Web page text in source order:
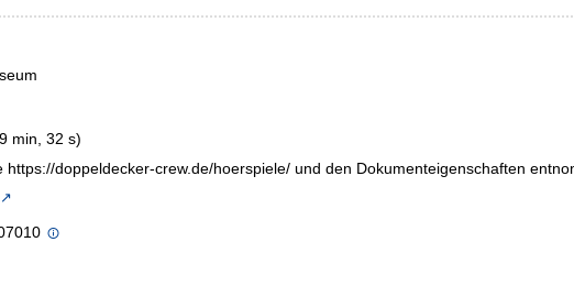
min, 32 s)
https://doppeldecker-crew.de/hoerspiele/ und den Dokumenteigenschaften